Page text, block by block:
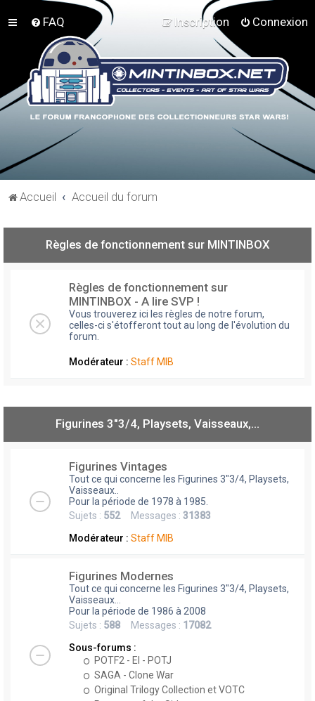
FAQ Connexion
Inscription
Accueil Accueil du forum
Règles de fonctionnement sur MINTINBOX
Règles de fonctionnement sur
MINTINBOX - A lire SVP !
Vous trouverez ici les règles de notre forum,
celles-ci s'étofferont tout au long de l'évolution du
forum.
Modérateur : Staff MIB
Figurines 3"3/4, Playsets, Vaisseaux,…
Figurines Vintages
Tout ce qui concerne les Figurines 3"3/4, Playsets,
Vaisseaux..
Pour la période de 1978 à 1985.
Sujets : 552Messages : 31383
Modérateur : Staff MIB
Figurines Modernes
Tout ce qui concerne les Figurines 3"3/4, Playsets,
Vaisseaux...
Pour la période de 1986 à 2008
Sujets : 588 Messages : 17082
Sous-forums :
POTF2 - EI - POTJ
SAGA - Clone War
Original Trilogy Collection et VOTC